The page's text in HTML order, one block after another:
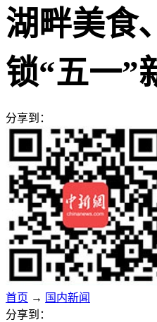
湖畔美食
锁“五一”
分享到：
首页 → 国内新闻
分享到：